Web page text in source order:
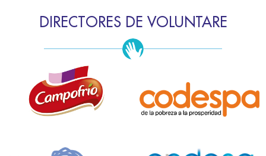
DIRECTORES DE VOLUNTARE